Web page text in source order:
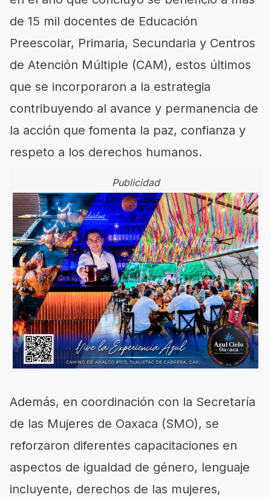
de 15 mil docentes de Educación
Preescolar, Primaria, Secundaria y Centros
de Atención Múltiple (CAM), estos últimos
que se incorporaron a la estrategia
contribuyendo al avance y permanencia de
la acción que fomenta la paz, confianza y
respeto a los derechos humanos.
Publicidad
Además, en coordinación con la Secretaría
de las Mujeres de Oaxaca (SMO), se
reforzaron diferentes capacitaciones en
aspectos de igualdad de género, lenguaje
incluyente, derechos de las mujeres,